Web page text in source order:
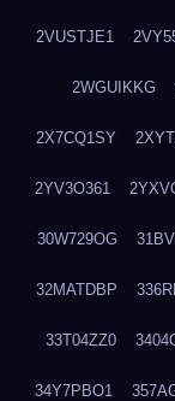
2VUSTJE1
2WGUIKKG
2X7CQ1SY
2YV3O361
30W729OG
32MATDBP
33T04ZZ0
34Y7PBO1